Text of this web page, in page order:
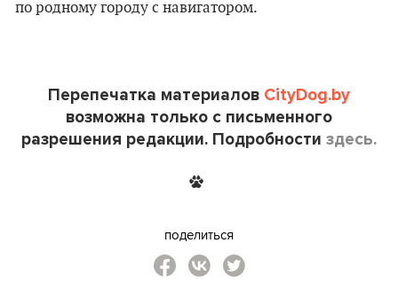
по родному городу с навигатором.
Перепечатка материалов CityDog.by
возможна только с письменного
разрешения редакции. Подробности здесь.
поделиться